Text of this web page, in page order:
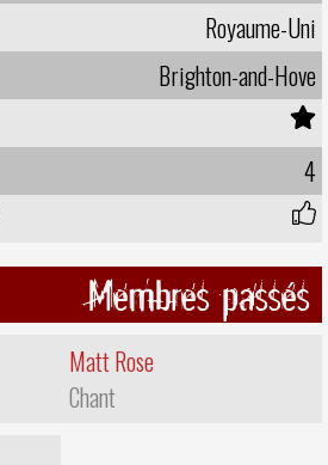
Royaume-Uni
Brighton-and-Hove
4
Membres passés
Matt Rose
Chant